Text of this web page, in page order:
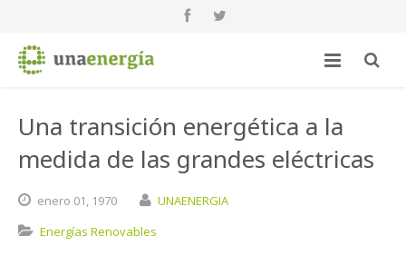
Una transición energética a la
medida de las grandes eléctricas
enero 01, 1970
UNAENERGIA
Energías Renovables